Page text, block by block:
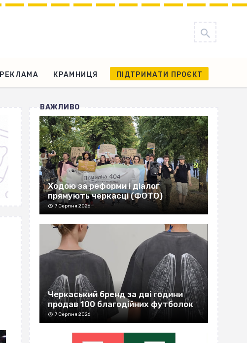
РЕКЛАМА КРАМНИЦЯ ПІДТРИМАТИ ПРОЄКТ
ВАЖЛИВО
Ходою за реформи і діалог
прямують черкасці (ФОТО)
7 Серпня 2026
Черкаський бренд за дві години
продав 100 благодійних футболок
7 Серпня 2026